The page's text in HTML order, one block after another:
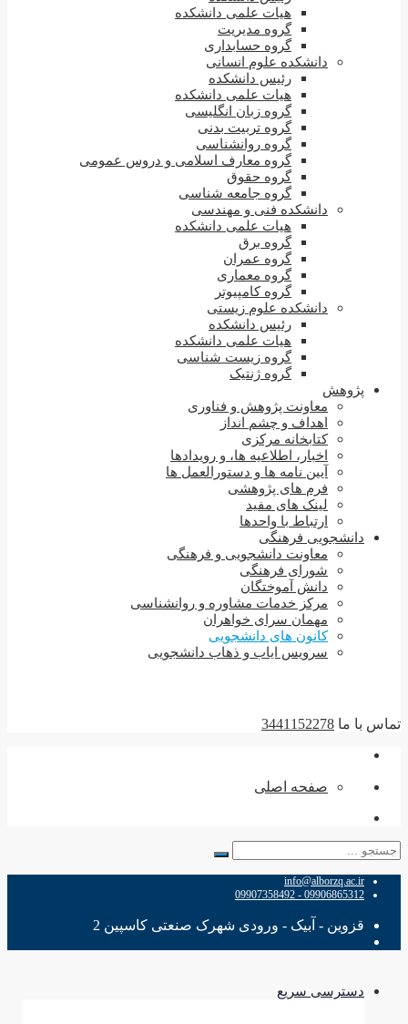
هیات علمی دانشکده
گروه مدیریت
گروه حسابداری
دانشکده علوم انسانی
رئیس دانشکده
هیات علمی دانشکده
گروه زبان انگلیسی
گروه تربیت بدنی
گروه روانشناسی
گروه معارف اسلامی و دروس عمومی
گروه حقوق
گروه جامعه شناسی
دانشکده فنی و مهندسی
هیات علمی دانشکده
گروه برق
گروه عمران
گروه معماری
گروه کامپیوتر
دانشکده علوم زیستی
رئیس دانشکده
هیات علمی دانشکده
گروه زیست شناسی
گروه ژنتیک
پژوهش
معاونت پژوهش و فناوری
اهداف و چشم انداز
کتابخانه مرکزی
اخبار، اطلاعیه ها، و رویدادها
آیین نامه ها و دستورالعمل ها
فرم های پژوهشی
لینک های مفید
ارتباط با واحدها
دانشجویی فرهنگی
معاونت دانشجویی و فرهنگی
شورای فرهنگی
دانش آموختگان
مرکز خدمات مشاوره و روانشناسی
مهمان سرای خواهران
کانون های دانشجویی
سرویس ایاب و ذهاب دانشجویی
تماس با ما 3441152278
صفحه اصلی
جستجو
info@alborzq.ac.ir
09906865312 - 09907358492
قزوین - آبیک - ورودی شهرک صنعتی کاسپین 2
دسترسی سریع